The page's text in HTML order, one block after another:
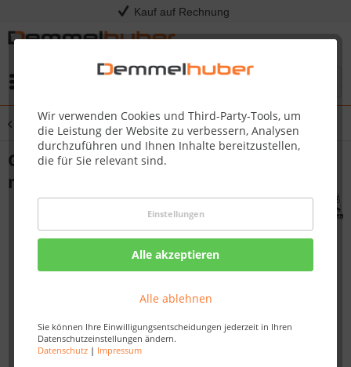
Kauf auf Rechnung
Wir verwenden Cookies und Third-Party-Tools, um
die Leistung der Website zu verbessern, Analysen
durchzuführen und Ihnen Inhalte bereitzustellen,
die für Sie relevant sind.
Einstellungen
Alle akzeptieren
Alle ablehnen
Sie können Ihre Einwilligungsentscheidungen jederzeit in Ihren
Datenschutzeinstellungen ändern.
Datenschutz| Impressum
Übersicht Flachdachhaus
Gartenhaus ASKOLA 4 19 mm 3,02 x 2,17
m